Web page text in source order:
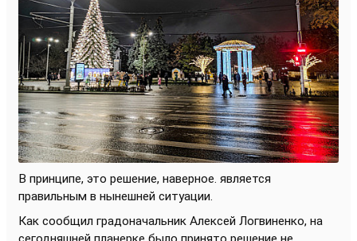
В принципе, это решение, наверное. является
правильным в нынешней ситуации.
Как сообщил градоначальник Алексей Логвиненко, на